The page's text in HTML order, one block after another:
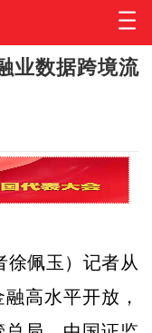
业数据跨境流
佩玉）记者从
高水平开放，